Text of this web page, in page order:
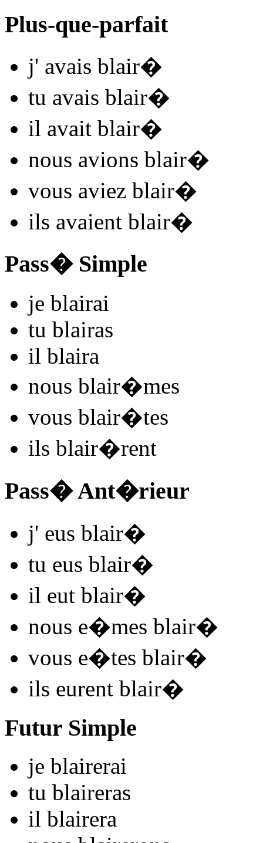
Plus-que-parfait
j' avais blair�
tu avais blair�
il avait blair�
nous avions blair�
vous aviez blair�
ils avaient blair�
Pass� Simple
je blairai
tu blairas
il blaira
nous blair�mes
vous blair�tes
ils blair�rent
Pass� Ant�rieur
j' eus blair�
tu eus blair�
il eut blair�
nous e�mes blair�
vous e�tes blair�
ils eurent blair�
Futur Simple
je blairerai
tu blaireras
il blairera